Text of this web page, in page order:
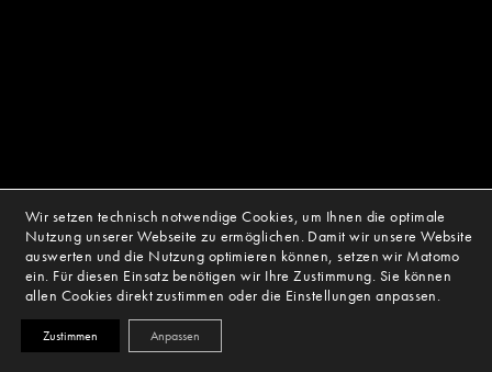
Wir setzen technisch notwendige Cookies, um Ihnen die optimale
Nutzung unserer Webseite zu ermöglichen. Damit wir unsere Website
auswerten und die Nutzung optimieren können, setzen wir Matomo
ein. Für diesen Einsatz benötigen wir Ihre Zustimmung. Sie können
allen Cookies direkt zustimmen oder die Einstellungen anpassen.
Zustimmen Anpassen